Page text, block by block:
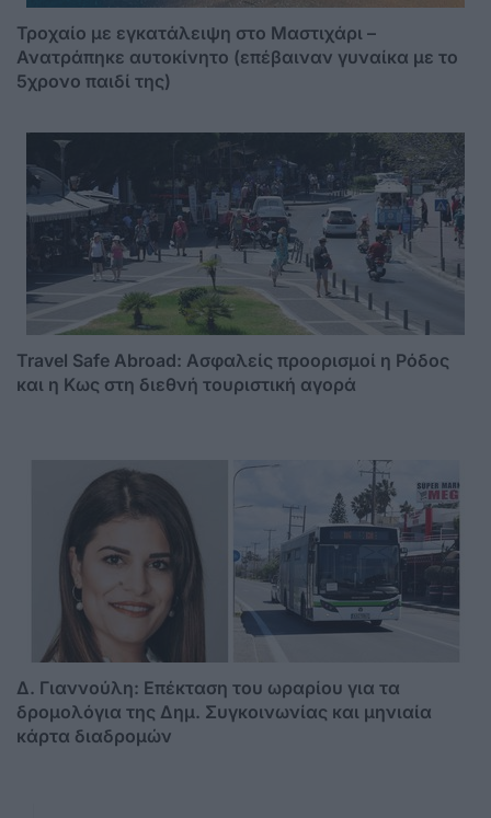
Τροχαίο με εγκατάλειψη στο Μαστιχάρι –
Ανατράπηκε αυτοκίνητο (επέβαιναν γυναίκα με το
5χρονο παιδί της)
Travel Safe Abroad: Ασφαλείς προορισμοί η Ρόδος
και η Κως στη διεθνή τουριστική αγορά
Δ. Γιαννούλη: Επέκταση του ωραρίου για τα
δρομολόγια της Δημ. Συγκοινωνίας και μηνιαία
κάρτα διαδρομών